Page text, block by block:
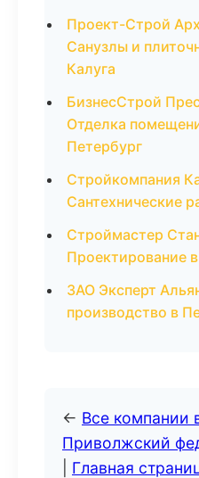
Проект-Строй
Санузлы и
Калуга
БизнесСтрой
Отделка
Петербург
Стройкомпания
Сантехнические
Строймастер
Проектирование
ЗАО Эксперт
производство в
← Все компании
Приволжский
Главная